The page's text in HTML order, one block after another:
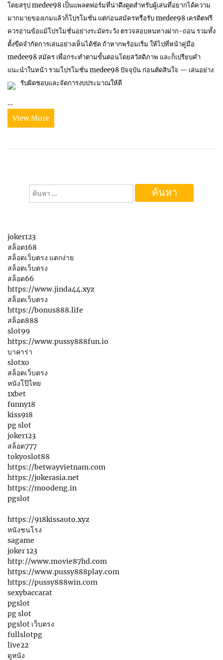
โดยสรุป medee98 เป็นแพลตฟอร์มที่น่าดึงดูดสำหรับผู้เล่นที่อยากได้ความ
มากมายของเกมแล้วก็โปรโมชั่น แต่ก่อนสมัครหรือรับ medee98 เครดิตฟรี
ควรอ่านข้อแม้โปรโมชั่นอย่างระมัดระวัง ตรวจสอบหนทางฝาก-ถอน รวมทั้ง
ตั้งขีดจำกัดการเล่นอย่างเห็นได้ชัด ถ้าหากพร้อมเริ่ม ให้ไปที่หน้าคู่มือ
medee98 สมัคร เพื่อกระทำตามขั้นตอนโดยสวัสดิภาพ และก็เปรียบคำ
แนะนำในหน้า รวมโปรโมชั่น medee98 ปัจจุบัน ก่อนตัดสินใจ — เล่นอย่าง
รับผิดชอบและจัดการงบประมาณให้ดี
…
View More
ค้นหา
joker123
สล็อต168
สล็อตเว็บตรง แตกง่าย
สล็อตเว็บตรง
สล็อต66
https://www.jinda44.xyz
สล็อตเว็บตรง
https://bonus888.life
สล็อต888
slot99
https://www.pussy888fun.io
บาคาร่า
slotxo
สล็อตเว็บตรง
หนังโป๊ไทย
1xbet
funny18
kiss918
pg slot
joker123
สล็อต777
tokyoslot88
https://betwayvietnam.com
https://jokerasia.net
https://moodeng.in
pgslot
https://918kissauto.xyz
หนังชนโรง
sagame
joker 123
http://www.movie87hd.com
https://www.pussy888play.com
https://pussy888win.com
sexybaccarat
pgslot
pg slot
pgslot เว็บตรง
fullslotpg
live22
ดูหนัง